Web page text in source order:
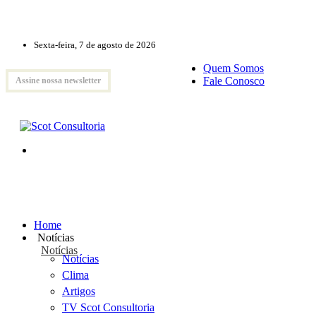
Sexta-feira, 7 de agosto de 2026
Assine nossa newsletter
Quem Somos
Fale Conosco
Home
Notícias
Notícias
Notícias
Clima
Artigos
TV Scot Consultoria